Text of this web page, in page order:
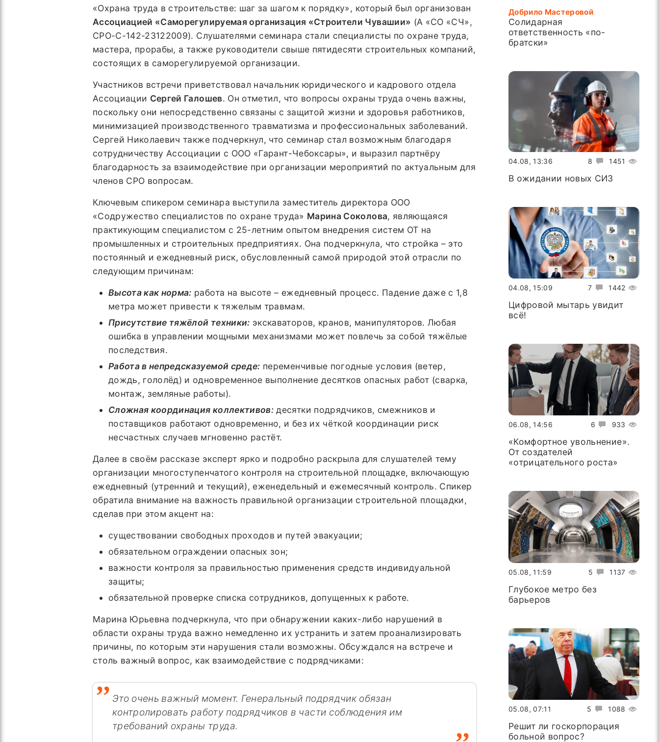
«Охрана труда в строительстве: шаг за шагом к порядку», который был организован
Ассоциацией «Саморегулируемая организация «Строители Чувашии» (А «СО «СЧ»,
СРО-С-142-23122009). Слушателями семинара стали специалисты по охране труда,
мастера, прорабы, а также руководители свыше пятидесяти строительных компаний,
состоящих в саморегулируемой организации.
Участников встречи приветствовал начальник юридического и кадрового отдела
Ассоциации Сергей Галошев. Он отметил, что вопросы охраны труда очень важны,
поскольку они непосредственно связаны с защитой жизни и здоровья работников,
минимизацией производственного травматизма и профессиональных заболеваний.
Сергей Николаевич также подчеркнул, что семинар стал возможным благодаря
сотрудничеству Ассоциации с ООО «Гарант-Чебоксары», и выразил партнёру
благодарность за взаимодействие при организации мероприятий по актуальным для
членов СРО вопросам.
Ключевым спикером семинара выступила заместитель директора ООО
«Содружество специалистов по охране труда» Марина Соколова, являющаяся
практикующим специалистом с 25-летним опытом внедрения систем ОТ на
промышленных и строительных предприятиях. Она подчеркнула, что стройка – это
постоянный и ежедневный риск, обусловленный самой природой этой отрасли по
следующим причинам:
Высота как норма: работа на высоте – ежедневный процесс. Падение даже с 1,8
метра может привести к тяжелым травмам.
Присутствие тяжёлой техники: экскаваторов, кранов, манипуляторов. Любая
ошибка в управлении мощными механизмами может повлечь за собой тяжёлые
последствия.
Работа в непредсказуемой среде: переменчивые погодные условия (ветер,
дождь, гололёд) и одновременное выполнение десятков опасных работ (сварка,
монтаж, земляные работы).
Сложная координация коллективов: десятки подрядчиков, смежников и
поставщиков работают одновременно, и без их чёткой координации риск
несчастных случаев мгновенно растёт.
Далее в своём рассказе эксперт ярко и подробно раскрыла для слушателей тему
организации многоступенчатого контроля на строительной площадке, включающую
ежедневный (утренний и текущий), еженедельный и ежемесячный контроль. Спикер
обратила внимание на важность правильной организации строительной площадки,
сделав при этом акцент на:
существовании свободных проходов и путей эвакуации;
обязательном ограждении опасных зон;
важности контроля за правильностью применения средств индивидуальной
защиты;
обязательной проверке списка сотрудников, допущенных к работе.
Марина Юрьевна подчеркнула, что при обнаружении каких-либо нарушений в
области охраны труда важно немедленно их устранить и затем проанализировать
причины, по которым эти нарушения стали возможны. Обсуждался на встрече и
столь важный вопрос, как взаимодействие с подрядчиками:
Это очень важный момент. Генеральный подрядчик обязан
контролировать работу подрядчиков в части соблюдения им
требований охраны труда.
Добрило Мастеровой
Солидарная
ответственность «по-
братски»
8 1451
04.08, 13:36
В ожидании новых СИЗ
7 1442
04.08, 15:09
Цифровой мытарь увидит
всё!
6 933
06.08, 14:56
«Комфортное увольнение».
От создателей
«отрицательного роста»
5 1137
05.08, 11:59
Глубокое метро без
барьеров
5 1088
05.08, 07:11
Решит ли госкорпорация
больной вопрос?